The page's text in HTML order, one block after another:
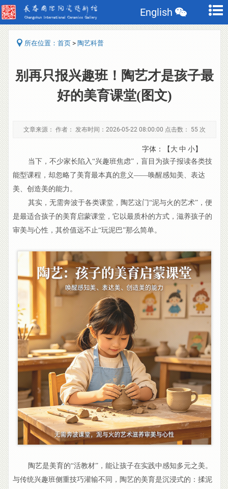
English
所在位置： 首页 > 陶艺科普
别再只报兴趣班！陶艺才是孩子最
好的美育课堂(图文)
文章来源： 作者： 发布时间：2026-05-22 08:00:00 点击数： 55 次
字体：【大 中 小】
当下，不少家长陷入“兴趣班焦虑”，盲目为孩子报读各类技
能型课程，却忽略了美育最本真的意义——唤醒感知美、表达
美、创造美的能力。
其实，无需奔波于各类课堂，陶艺这门“泥与火的艺术”，便
是最适合孩子的美育启蒙课堂，它以最质朴的方式，滋养孩子的
审美与心性，其价值远不止“玩泥巴”那么简单。
陶艺是美育的“活教材”，能让孩子在实践中感知多元之美。
与传统兴趣班侧重技巧灌输不同，陶艺的美育是沉浸式的：揉泥